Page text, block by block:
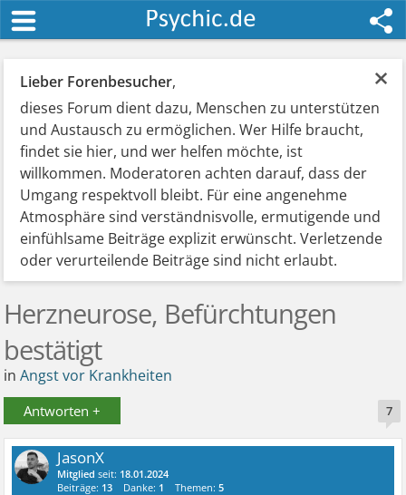
×
Lieber Forenbesucher,
dieses Forum dient dazu, Menschen zu unterstützen
und Austausch zu ermöglichen. Wer Hilfe braucht,
findet sie hier, und wer helfen möchte, ist
willkommen. Moderatoren achten darauf, dass der
Umgang respektvoll bleibt. Für eine angenehme
Atmosphäre sind verständnisvolle, ermutigende und
einfühlsame Beiträge explizit erwünscht. Verletzende
oder verurteilende Beiträge sind nicht erlaubt.
Herzneurose, Befürchtungen
bestätigt
inAngst vor Krankheiten
Antworten + 7
JasonX
Mitglied seit: 18.01.2024
Beiträge: 13 Danke: 1 Themen:5